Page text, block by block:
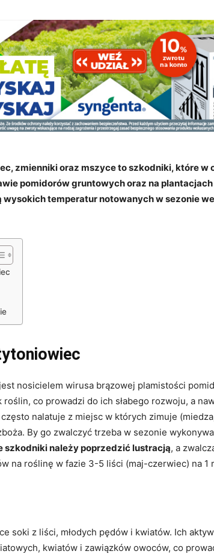
zmienniki oraz mszyce to szkodniki, które w
pomidorów gruntowych oraz na
wysokich temperatur notowanych w sezonie
nosicielem wirusa brązowej plamistości
co prowadzi do ich słabego rozwoju, a
nalatuje z miejsc w których zimuje
By go zwalczyć trzeba w sezonie
szkodniki należy poprzedzić lustracją, a
na roślinę w fazie 3-5 liści (maj-czerwiec) na 1
soki z liści, młodych pędów i kwiatów. Ich
kwiatów i zawiązków owoców, co